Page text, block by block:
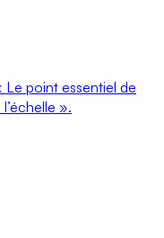
Le point essentiel de
».